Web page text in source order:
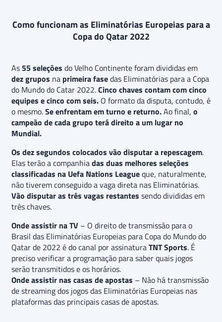
Como funcionam as Eliminatórias Europeias para a
Copa do Qatar 2022
As 55 seleções do Velho Continente foram divididas em
dez grupos na primeira fasedas Eliminatórias para a Copa
do Mundo do Catar 2022.Cinco chaves contam com cinco
equipes e cinco com seis. O formato da disputa, contudo, é
o mesmo.Se enfrentam em turno e returno.Ao final, o
campeão de cada grupo terá direito a um lugar no
Mundial.
Os dez segundos colocados vão disputar a repescagem.
Elas terão a companhiadas duas melhores seleções
classificadas na Uefa Nations Leagueque, naturalmente,
não tiverem conseguido a vaga direta nas Eliminatórias.
Vão disputar as três vagas restantes sendo divididas em
três chaves.
Onde assistir na TV – O direito de transmissão para o
Brasil das Eliminatórias Europeias para Copa do Mundo do
Qatar de 2022 é do canal por assinaturaTNT Sports. É
preciso verificar a programação para saber quais jogos
serão transmitidos e os horários.
Onde assistir nas casas de apostas – Não há transmissão
de streaming dos jogos das Eliminatórias Europeias nas
plataformas das principais casas de apostas.